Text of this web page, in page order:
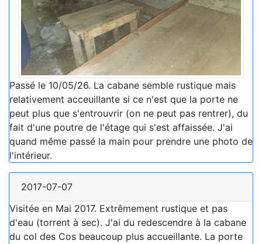
Passé le 10/05/26. La cabane semble rustique mais
relativement acceuillante si ce n'est que la porte ne
peut plus que s'entrouvrir (on ne peut pas rentrer), du
fait d'une poutre de l'étage qui s'est affaissée. J'ai
quand même passé la main pour prendre une photo de
l'intérieur.
2017-07-07
Visitée en Mai 2017. Extrêmement rustique et pas
d'eau (torrent à sec). J'ai du redescendre à la cabane
du col des Cos beaucoup plus accueillante. La porte